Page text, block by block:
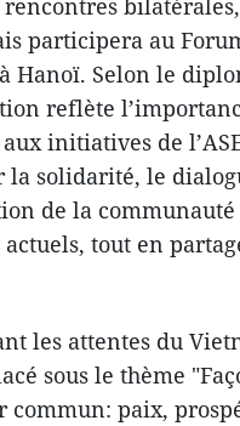
rencontres
participera au
Hanoï. Selon le
reflète
initiatives de
la solidarité, le
de la
tout en
les attentes du
sous le thème
commun: paix,